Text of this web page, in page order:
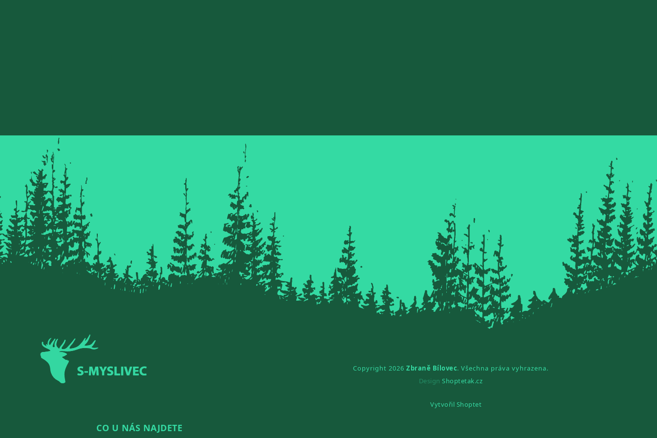
CO U NÁS NAJDETE
Copyright 2026 Zbraně Bílovec. Všechna práva vyhrazena.
DesignShoptetak.cz
Vytvořil Shoptet